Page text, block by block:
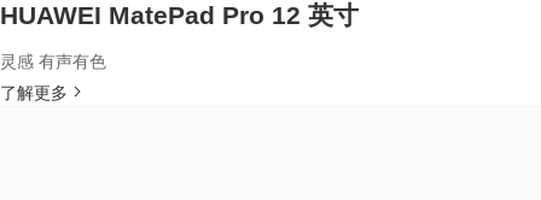
HUAWEI MatePad Pro 12 英寸
灵感 有声有色
了解更多